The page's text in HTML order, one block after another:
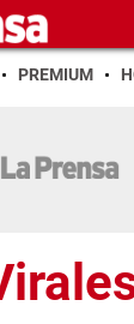
PREMIUM